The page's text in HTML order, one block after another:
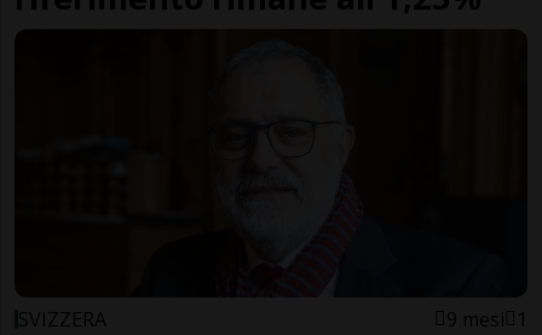
SVIZZERA 9 mesi 1